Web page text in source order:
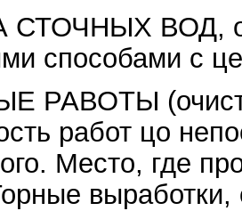
ВОД,
способами с
РАВОТЫ
работ цо
Место, где